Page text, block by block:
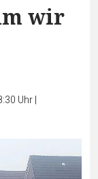
wir
Uhr|